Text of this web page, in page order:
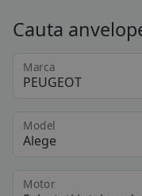
Cauta
Marca
Model
Motor